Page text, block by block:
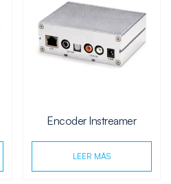
Encoder Instreamer
LEER MÁS